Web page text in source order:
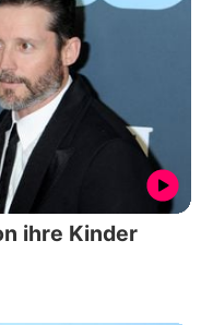
ihre Kinder